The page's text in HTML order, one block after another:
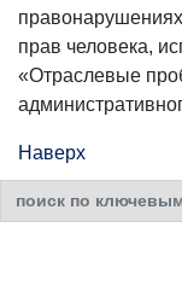
прав человека,
«Отраслевые
Наверх